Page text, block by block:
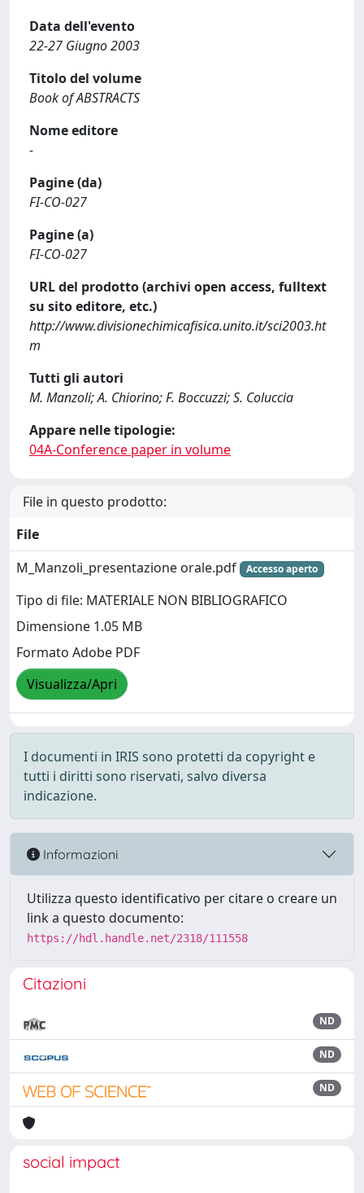
Data dell'evento
22-27 Giugno 2003
Titolo del volume
Book of ABSTRACTS
Nome editore
-
Pagine (da)
FI-CO-027
Pagine (a)
FI-CO-027
URL del prodotto (archivi open access, fulltext
su sito editore, etc.)
http://www.divisionechimicafisica.unito.it/sci2003.ht
m
Tutti gli autori
M. Manzoli; A. Chiorino; F. Boccuzzi; S. Coluccia
Appare nelle tipologie:
04A-Conference paper in volume
File in questo prodotto:
File
M_Manzoli_presentazione orale.pdf
Accesso aperto
Tipo di file: MATERIALE NON BIBLIOGRAFICO
Dimensione 1.05 MB
Formato Adobe PDF
Visualizza/Apri
I documenti in IRIS sono protetti da copyright e
tutti i diritti sono riservati, salvo diversa
indicazione.
Informazioni
Utilizza questo identificativo per citare o creare un
link a questo documento:
https://hdl.handle.net/2318/111558
Citazioni
ND
ND
ND
social impact